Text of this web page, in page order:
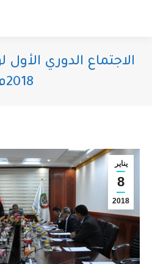
الاجتماع الدوري
2018م
يناير
8
2018